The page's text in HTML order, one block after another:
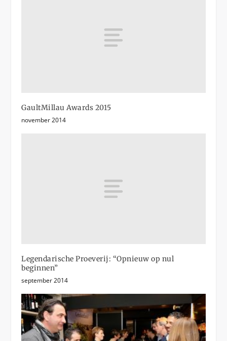
GaultMillau Awards 2015
november 2014
Legendarische Proeverij: “Opnieuw op nul
beginnen”
september 2014